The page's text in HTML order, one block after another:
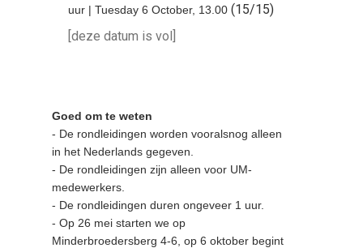
uur | Tuesday 6 October, 13.00 (15/15)
[deze datum is vol]
Goed om te weten
- De rondleidingen worden vooralsnog alleen
in het Nederlands gegeven.
- De rondleidingen zijn alleen voor UM-
medewerkers.
- De rondleidingen duren ongeveer 1 uur.
- Op 26 mei starten we op
Minderbroedersberg 4-6, op 6 oktober begint